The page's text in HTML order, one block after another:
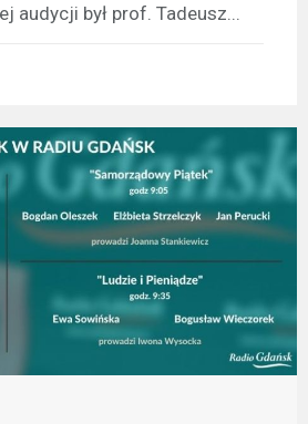
audycji był prof. Tadeusz...